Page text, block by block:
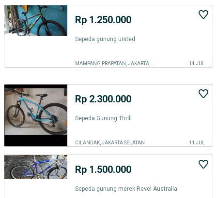
Rp 1.250.000
Sepeda gunung united
14 JUL
Rp 2.300.000
Sepeda Gunung Thrill
CILANDAK, JAKARTA SELATAN 11 JUL
Rp 1.500.000
Sepeda gunung merek Revel Australia